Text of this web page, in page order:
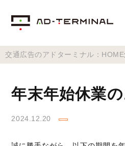
交通広告のアドターミナル：HOME
年末年始休業
2024.12.20